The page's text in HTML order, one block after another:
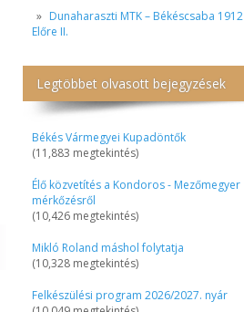
Dunaharaszti MTK – Békéscsaba 1912
Előre II.
Legtöbbet olvasott bejegyzések
Békés Vármegyei Kupadöntők
(11,883 megtekintés)
Élő közvetítés a Kondoros - Mezőmegyer
mérkőzésről
(10,426 megtekintés)
Mikló Roland máshol folytatja
(10,328 megtekintés)
Felkészülési program 2026/2027. nyár